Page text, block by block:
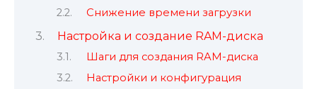
Снижение времени загрузки
Настройка и создание RAM-диска
Шаги для создания RAM-диска
Настройки и конфигурация